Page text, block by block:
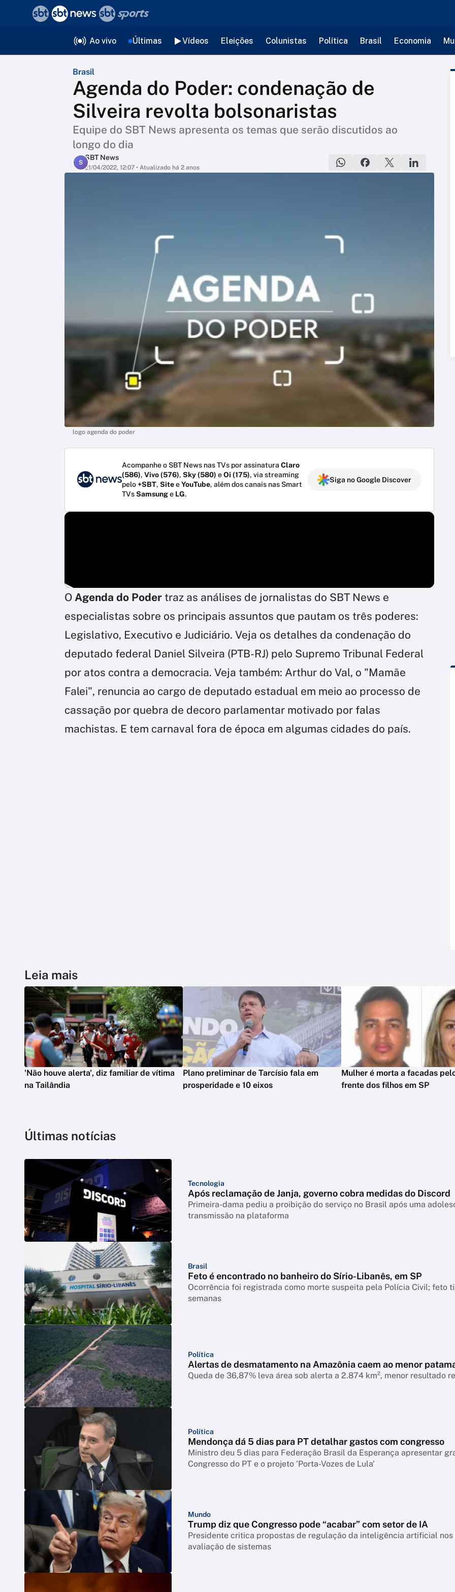
Ao vivo Últimas Vídeos Eleições Colunistas Política Brasil Economia
Brasil
Agenda do Poder: condenação de
Silveira revolta bolsonaristas
Equipe do SBT News apresenta os temas que serão discutidos ao
longo do dia
S
SBT News
21/04/2022, 12:07 • Atualizado há 2 anos
logo agenda do poder
Acompanhe o SBT News nas TVs por assinatura Claro
(586), Vivo (576), Sky (580) eOi (175), via streaming
pelo+SBT, SiteeYouTube, além dos canais nas Smart
TVsSamsunge LG.
Siga no Google Discover
O Agenda do Poder traz as análises de jornalistas do SBT News e
especialistas sobre os principais assuntos que pautam os três poderes:
Legislativo, Executivo e Judiciário. Veja os detalhes da condenação do
deputado federal Daniel Silveira (PTB-RJ) pelo Supremo Tribunal Federal
por atos contra a democracia. Veja também: Arthur do Val, o "Mamãe
Falei", renuncia ao cargo de deputado estadual em meio ao processo de
cassação por quebra de decoro parlamentar motivado por falas
machistas. E tem carnaval fora de época em algumas cidades do país.
Leia mais
'Não houve alerta', diz familiar de vítima
na Tailândia
Plano preliminar de Tarcísio fala em
prosperidade e 10 eixos
Mulher é morta a facadas
frente dos filhos em SP
Últimas notícias
Tecnologia
Após reclamação de Janja, governo cobra medidas do Discord
Primeira-dama pediu a proibição do serviço no Brasil após uma
transmissão na plataforma
Brasil
Feto é encontrado no banheiro do Sírio-Libanês, em SP
Ocorrência foi registrada como morte suspeita pela Polícia Civil; feto
semanas
Política
Alertas de desmatamento na Amazônia caem ao menor
Queda de 36,87% leva área sob alerta a 2.874 km², menor resultado
Política
Mendonça dá 5 dias para PT detalhar gastos com congresso
Ministro deu 5 dias para Federação Brasil da Esperança apresentar
Congresso do PT e o projeto 'Porta-Vozes de Lula'
Mundo
Trump diz que Congresso pode “acabar” com setor de IA
Presidente critica propostas de regulação da inteligência artificial nos
avaliação de sistemas
voltar
Editorias